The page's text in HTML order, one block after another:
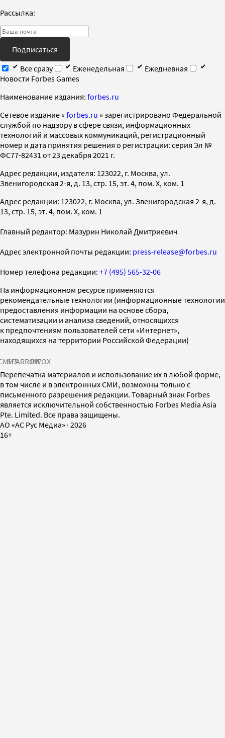
Рассылка:
Подписаться
Все сразу
Еженедельная
Ежедневная
Новости Forbes Games
Наименование издания: forbes.ru
Cетевое издание « forbes.ru » зарегистрировано Федеральной
службой по надзору в сфере связи, информационных
технологий и массовых коммуникаций, регистрационный
номер и дата принятия решения о регистрации: серия Эл №
ФС77-82431 от 23 декабря 2021 г.
Адрес редакции, издателя: 123022, г. Москва, ул.
Звенигородская 2-я, д. 13, стр. 15, эт. 4, пом. X, ком. 1
Адрес редакции: 123022, г. Москва, ул. Звенигородская 2-я, д.
13, стр. 15, эт. 4, пом. X, ком. 1
Главный редактор: Мазурин Николай Дмитриевич
Адрес электронной почты редакции: press-release@forbes.ru
Номер телефона редакции: +7 (495) 565-32-06
На информационном ресурсе применяются
рекомендательные технологии (информационные технологии
предоставления информации на основе сбора,
систематизации и анализа сведений, относящихся
к предпочтениям пользователей сети «Интернет»,
находящихся на территории Российской Федерации)
SPARROWINFOX
Перепечатка материалов и использование их в любой форме,
в том числе и в электронных СМИ, возможны только с
письменного разрешения редакции. Товарный знак Forbes
является исключительной собственностью Forbes Media Asia
Pte. Limited. Все права защищены.
AO «АС Рус Медиа» · 2026
16+